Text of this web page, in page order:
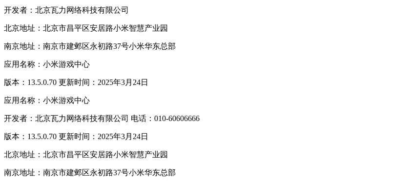
开发者：北京瓦力网络科技有限公司
北京地址：北京市昌平区安居路小米智慧产业园
南京地址：南京市建邺区永初路37号小米华东总部
应用名称：小米游戏中心
版本：13.5.0.70 更新时间：2025年3月24日
应用名称：小米游戏中心
开发者：北京瓦力网络科技有限公司 电话：010-60606666
版本：13.5.0.70 更新时间：2025年3月24日
北京地址：北京市昌平区安居路小米智慧产业园
南京地址：南京市建邺区永初路37号小米华东总部